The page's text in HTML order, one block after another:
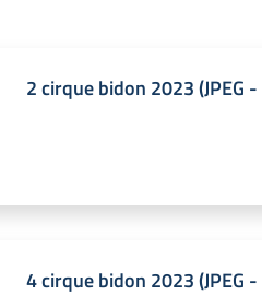
2 cirque bidon 2023(JPEG -
4 cirque bidon 2023(JPEG -